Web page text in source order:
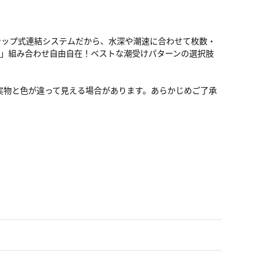
プ式連結システムだから、水深や潮速に合わせて枚数・
組み合わせ自由自在！ベストな潮受けパターンの選択肢
と色が違って見える場合があります。あらかじめご了承